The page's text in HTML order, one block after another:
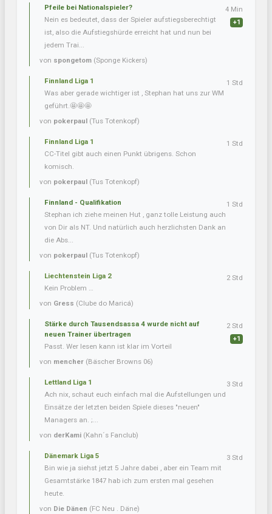
Pfeile bei Nationalspieler?
Nein es bedeutet, dass der Spieler aufstiegsberechtigt
ist, also die Aufstiegshürde erreicht hat und nun bei
jedem Trai...
von spongetom (Sponge Kickers)
4 Min
+1
Finnland Liga 1
Was aber gerade wichtiger ist , Stephan hat uns zur WM
geführt.🤩🤩🤩
von pokerpaul (Tus Totenkopf)
1 Std
Finnland Liga 1
CC-Titel gibt auch einen Punkt übrigens. Schon
komisch.
von pokerpaul (Tus Totenkopf)
1 Std
Finnland - Qualifikation
Stephan ich ziehe meinen Hut , ganz tolle Leistung auch
von Dir als NT. Und natürlich auch herzlichsten Dank an
die Abs...
von pokerpaul (Tus Totenkopf)
1 Std
Liechtenstein Liga 2
Kein Problem …
von Gress (Clube do Maricá)
2 Std
Stärke durch Tausendsassa 4 wurde nicht auf
neuen Trainer übertragen
Passt. Wer lesen kann ist klar im Vorteil
von mencher (Bäscher Browns 06)
2 Std
+1
Lettland Liga 1
Ach nix, schaut euch einfach mal die Aufstellungen und
Einsätze der letzten beiden Spiele dieses "neuen"
Managers an. ;...
von derKami (Kahn´s Fanclub)
3 Std
Dänemark Liga 5
Bin wie ja siehst jetzt 5 Jahre dabei , aber ein Team mit
Gesamtstärke 1847 hab ich zum ersten mal gesehen
heute.
von Die Dänen (FC Neu . Däne)
3 Std